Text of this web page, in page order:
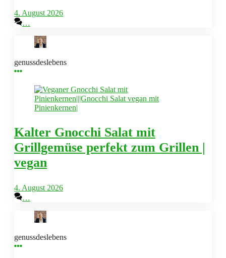
4. August 2026
…
genussdeslebens
Kalter Gnocchi Salat mit
Grillgemüse perfekt zum Grillen |
vegan
4. August 2026
…
genussdeslebens